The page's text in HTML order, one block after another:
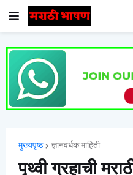
मुख्यपृष्ठ ज्ञानवर्धक माहिती
पृथ्वी ग्रहाची